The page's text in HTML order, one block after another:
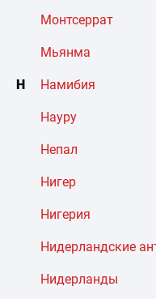
Монтсеррат
Мьянма
Н Намибия
Науру
Непал
Нигер
Нигерия
Нидерландские
Нидерланды